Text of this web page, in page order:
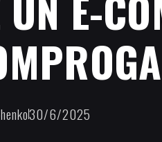
30/6/2025